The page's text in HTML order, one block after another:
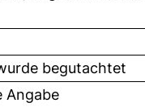
begutachtet
Angabe